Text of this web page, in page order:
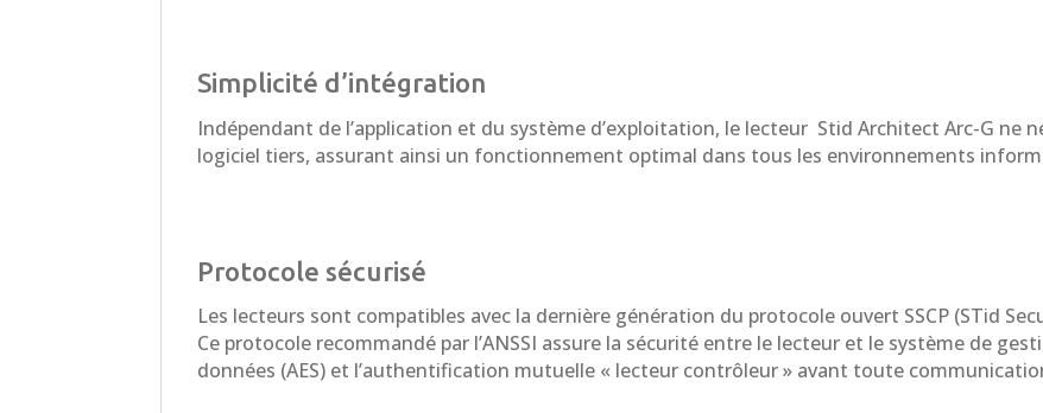
Simplicité d’intégration
Indépendant de l’application et du système d’exploitation, le lecteur Stid Architect Arc-G ne
logiciel tiers, assurant ainsi un fonctionnement optimal dans tous les environnements
Protocole sécurisé
Les lecteurs sont compatibles avec la dernière génération du protocole ouvert SSCP (STid
Ce protocole recommandé par l’ANSSI assure la sécurité entre le lecteur et le système de
données (AES) et l’authentification mutuelle « lecteur contrôleur » avant toute